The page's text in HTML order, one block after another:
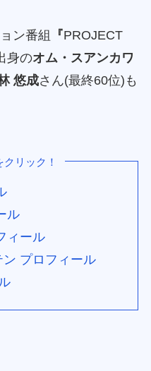
ン番組 『PROJECT
身のオム・スアンカワ
悠成さん(最終60位)も
リック！
ル
ィール
プロフィール